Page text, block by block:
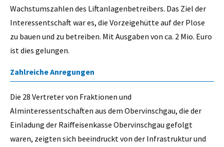
Wachstumszahlen des Liftanlagenbetreibers. Das Ziel der
Interessentschaft war es, die Vorzeigehütte auf der Plose
zu bauen und zu betreiben. Mit Ausgaben von ca. 2 Mio. Euro
ist dies gelungen.
Zahlreiche Anregungen
Die 28 Vertreter von Fraktionen und
Alminteressentschaften aus dem Obervinschgau, die der
Einladung der Raiffeisenkasse Obervinschgau gefolgt
waren, zeigten sich beeindruckt von der Infrastruktur und